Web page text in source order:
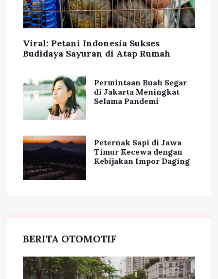
Viral: Petani Indonesia Sukses
Budidaya Sayuran di Atap Rumah
Permintaan Buah Segar
di Jakarta Meningkat
Selama Pandemi
Peternak Sapi di Jawa
Timur Kecewa dengan
Kebijakan Impor Daging
BERITA OTOMOTIF